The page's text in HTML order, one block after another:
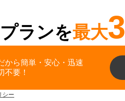
ランを最大3
から簡単・安心・迅速
不要！
シー